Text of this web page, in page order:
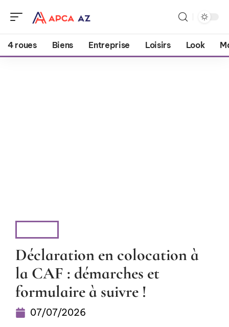
4 roues Biens Entreprise Loisirs Look
Déclaration en colocation à
la CAF : démarches et
formulaire à suivre !
07/07/2026